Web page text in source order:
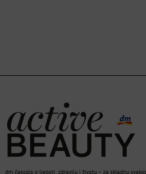
dm časopis o ljepoti, zdravlju i životu – za skladnu